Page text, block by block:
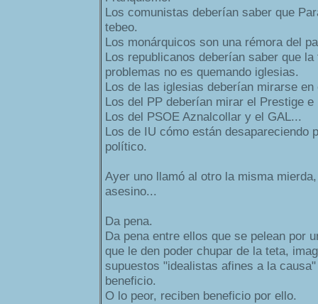
Los comunistas deberían saber que
tebeo.
Los monárquicos son una rémora del
Los republicanos deberían saber que
problemas no es quemando iglesias.
Los de las iglesias deberían mirarse en
Los del PP deberían mirar el Prestige e
Los del PSOE Aznalcollar y el GAL...
Los de IU cómo están desapareciendo
político.
Ayer uno llamó al otro la misma
asesino...
Da pena.
Da pena entre ellos que se pelean por
que le den poder chupar de la teta,
supuestos "idealistas afines a la
beneficio.
O lo peor, reciben beneficio por ello.